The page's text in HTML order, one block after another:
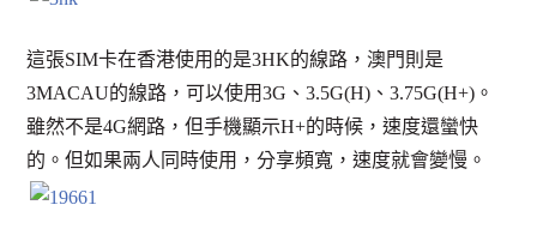
這張SIM卡在香港使用的是3HK的線路，澳門則是
3MACAU的線路，可以使用3G、3.5G(H)、3.75G(H+)。
雖然不是4G網路，但手機顯示H+的時候，速度還蠻快
的。但如果兩人同時使用，分享頻寬，速度就會變慢。